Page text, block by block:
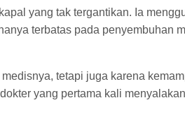
yang tak tergantikan. Ia
terbatas pada penyembuhan
tetapi juga karena
yang pertama kali